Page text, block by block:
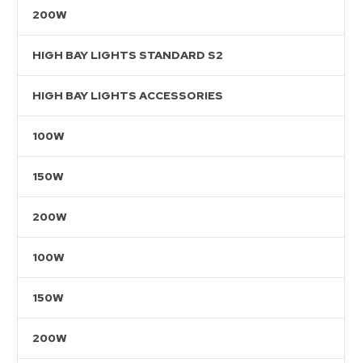
200W
HIGH BAY LIGHTS STANDARD S2
HIGH BAY LIGHTS ACCESSORIES
100W
150W
200W
100W
150W
200W